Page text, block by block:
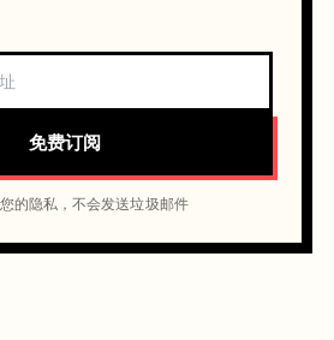
免费订阅
的隐私，不会发送垃圾邮件